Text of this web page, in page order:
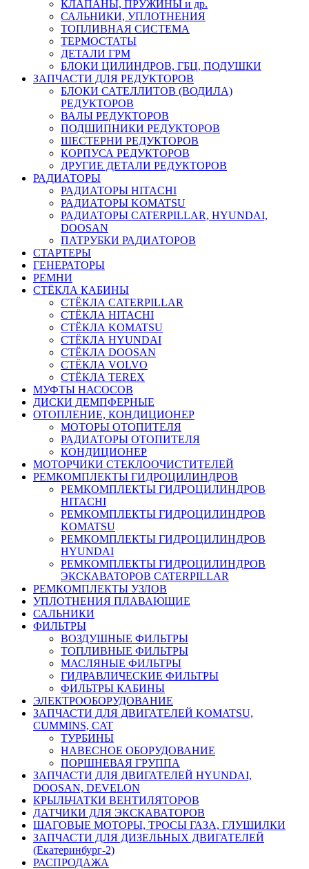
КЛАПАНЫ, ПРУЖИНЫ и др.
САЛЬНИКИ, УПЛОТНЕНИЯ
ТОПЛИВНАЯ СИСТЕМА
ТЕРМОСТАТЫ
ДЕТАЛИ ГРМ
БЛОКИ ЦИЛИНДРОВ, ГБЦ, ПОДУШКИ
ЗАПЧАСТИ ДЛЯ РЕДУКТОРОВ
БЛОКИ САТЕЛЛИТОВ (ВОДИЛА)
РЕДУКТОРОВ
ВАЛЫ РЕДУКТОРОВ
ПОДШИПНИКИ РЕДУКТОРОВ
ШЕСТЕРНИ РЕДУКТОРОВ
КОРПУСА РЕДУКТОРОВ
ДРУГИЕ ДЕТАЛИ РЕДУКТОРОВ
РАДИАТОРЫ
РАДИАТОРЫ HITACHI
РАДИАТОРЫ KOMATSU
РАДИАТОРЫ CATERPILLAR, HYUNDAI,
DOOSAN
ПАТРУБКИ РАДИАТОРОВ
СТАРТЕРЫ
ГЕНЕРАТОРЫ
РЕМНИ
СТЁКЛА КАБИНЫ
СТЁКЛА CATERPILLAR
СТЁКЛА HITACHI
СТЁКЛА KOMATSU
СТЁКЛА HYUNDAI
СТЁКЛА DOOSAN
СТЁКЛА VOLVO
СТЁКЛА TEREX
МУФТЫ НАСОСОВ
ДИСКИ ДЕМПФЕРНЫЕ
ОТОПЛЕНИЕ, КОНДИЦИОНЕР
МОТОРЫ ОТОПИТЕЛЯ
РАДИАТОРЫ ОТОПИТЕЛЯ
КОНДИЦИОНЕР
МОТОРЧИКИ СТЕКЛООЧИСТИТЕЛЕЙ
РЕМКОМПЛЕКТЫ ГИДРОЦИЛИНДРОВ
РЕМКОМПЛЕКТЫ ГИДРОЦИЛИНДРОВ
HITACHI
РЕМКОМПЛЕКТЫ ГИДРОЦИЛИНДРОВ
KOMATSU
РЕМКОМПЛЕКТЫ ГИДРОЦИЛИНДРОВ
HYUNDAI
РЕМКОМПЛЕКТЫ ГИДРОЦИЛИНДРОВ
ЭКСКАВАТОРОВ CATERPILLAR
РЕМКОМПЛЕКТЫ УЗЛОВ
УПЛОТНЕНИЯ ПЛАВАЮЩИЕ
САЛЬНИКИ
ФИЛЬТРЫ
ВОЗДУШНЫЕ ФИЛЬТРЫ
ТОПЛИВНЫЕ ФИЛЬТРЫ
МАСЛЯНЫЕ ФИЛЬТРЫ
ГИДРАВЛИЧЕСКИЕ ФИЛЬТРЫ
ФИЛЬТРЫ КАБИНЫ
ЭЛЕКТРООБОРУДОВАНИЕ
ЗАПЧАСТИ ДЛЯ ДВИГАТЕЛЕЙ KOMATSU,
CUMMINS, CAT
ТУРБИНЫ
НАВЕСНОЕ ОБОРУДОВАНИЕ
ПОРШНЕВАЯ ГРУППА
ЗАПЧАСТИ ДЛЯ ДВИГАТЕЛЕЙ HYUNDAI,
DOOSAN, DEVELON
КРЫЛЬЧАТКИ ВЕНТИЛЯТОРОВ
ДАТЧИКИ ДЛЯ ЭКСКАВАТОРОВ
ШАГОВЫЕ МОТОРЫ, ТРОСЫ ГАЗА, ГЛУШИЛКИ
ЗАПЧАСТИ ДЛЯ ДИЗЕЛЬНЫХ ДВИГАТЕЛЕЙ
(Екатеринбург-2)
РАСПРОДАЖА